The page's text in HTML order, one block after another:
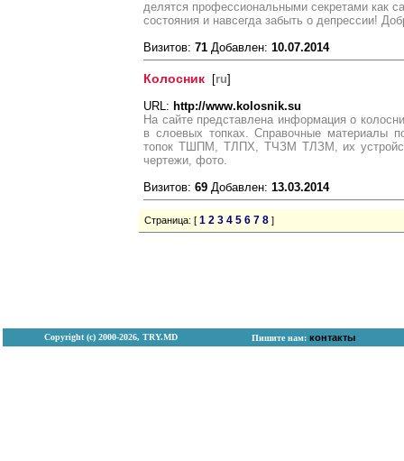
делятся профессиональными секретами как
состояния и навсегда забыть о депрессии!
Визитов: 71 Добавлен: 10.07.2014
Колосник [ru]
URL: http://www.kolosnik.su
На сайте представлена информация о
в слоевых топках. Справочные материалы
топок ТШПМ, ТЛПХ, ТЧЗМ ТЛЗМ, их
чертежи, фото.
Визитов: 69 Добавлен: 13.03.2014
Страница: [ 1 2 3 4 5 6 7 8 ]
Copyright (с) 2000-2026, TRY.MD Пишите нам: контакты